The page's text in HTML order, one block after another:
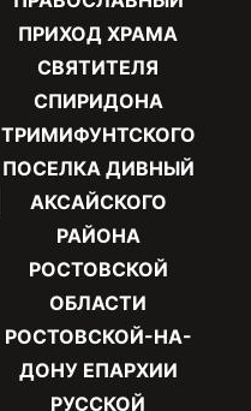
ПРИХОД ХРАМА
СВЯТИТЕЛЯ
СПИРИДОНА
ТРИМИФУНТСКОГО
ПОСЕЛКА ДИВНЫЙ
АКСАЙСКОГО
РАЙОНА
РОСТОВСКОЙ
ОБЛАСТИ
РОСТОВСКОЙ-НА-
ДОНУ ЕПАРХИИ
РУССКОЙ